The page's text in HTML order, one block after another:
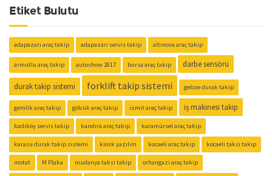
Etiket Bulutu
adapazarı araç takip adapazarı servis takip altınova araç takip
armutlu araç takip autoshow 2017 bursa araç takip darbe sensörü
durak takip sistemi forklift takip sistemi gebze durak takip
gemlik araç takip gölcük araç takip izmit araç takip iş makinesi takip
kadıköy servis takip kandıra araç takip karamürsel araç takip
karasu durak takip sistemi kiosk yazılım kocaeli araç takip kocaeli taksi takip
motat M Plaka mudanya taksi takip orhangazi araç takip